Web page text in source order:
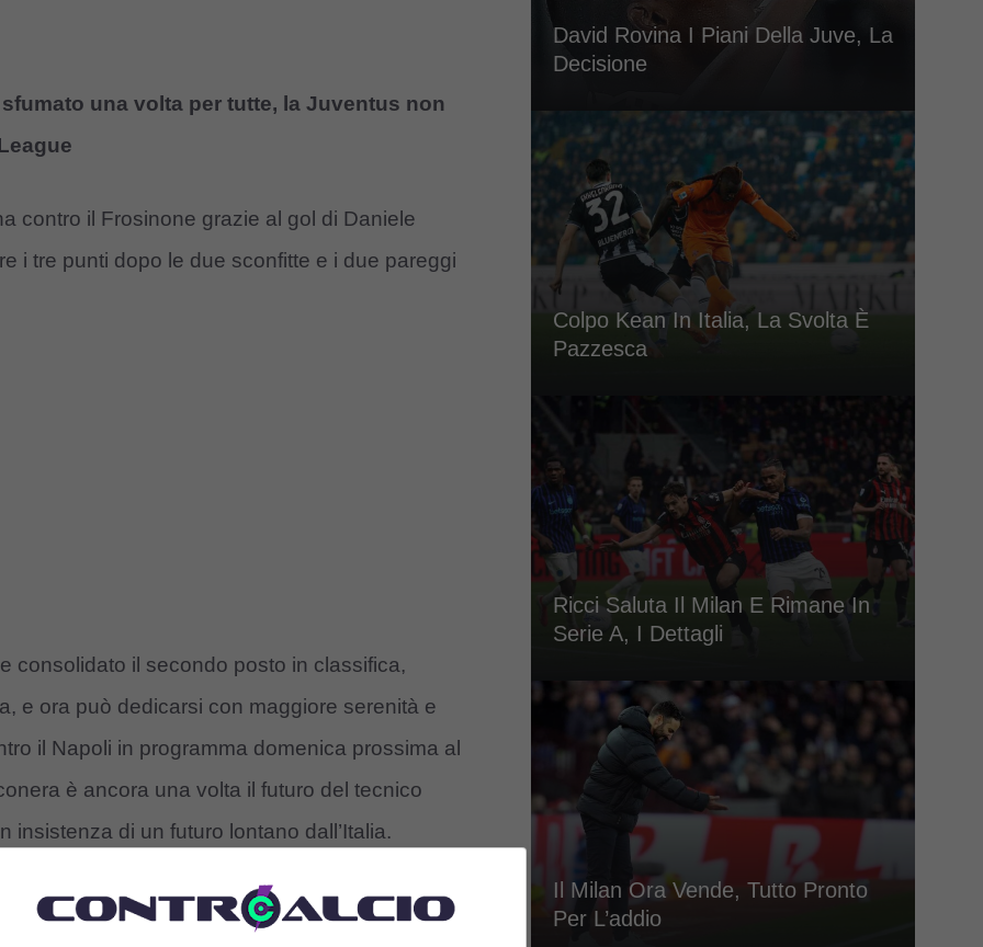
una volta per tutte, la Juventus non
contro il Frosinone grazie al gol di Daniele
i tre punti dopo le due sconfitte e i due pareggi
consolidato il secondo posto in classifica,
e ora può dedicarsi con maggiore serenità e
il Napoli in programma domenica prossima al
è ancora una volta il futuro del tecnico
insistenza di un futuro lontano dall’Italia.
sportivo CristianoGiuntoli
che in svariate
David Rovina I Piani Della Juve, La
Decisione
Colpo Kean In Italia, La Svolta È
Pazzesca
Ricci Saluta Il Milan E Rimane In
Serie A, I Dettagli
Il Milan Ora Vende, Tutto Pronto
Per L’addio